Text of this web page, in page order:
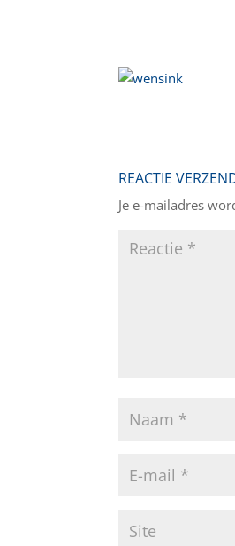
REACTIE
Je e-mailadres